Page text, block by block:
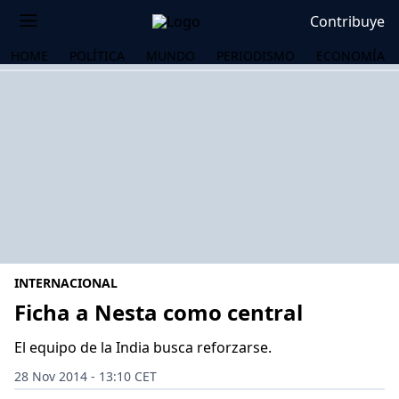
Contribuye
HOME POLÍTICA MUNDO PERIODISMO ECONOMÍA
INTERNACIONAL
Ficha a Nesta como central
El equipo de la India busca reforzarse.
28 Nov 2014 - 13:10 CET